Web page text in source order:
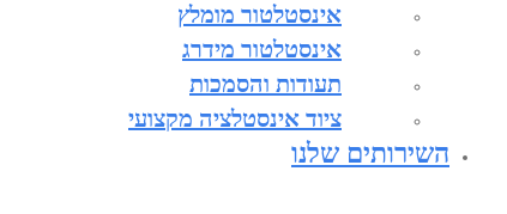
אינסטלטור מומלץ
אינסטלטור מידרג
תעודות והסמכות
ציוד אינסטלציה מקצועי
השירותים שלנו